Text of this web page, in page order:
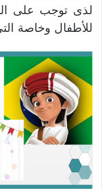
لذى توجب على
للأطفال وخاصة